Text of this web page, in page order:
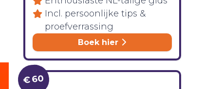
Incl. persoonlijke tips &
proefverrassing
Boek hier
€ 60